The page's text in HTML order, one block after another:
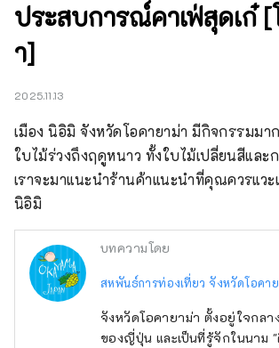
ประสบการณ์คาเฟ่สุดเก๋ [
า]
2025.11.13
เมือง นิอิมิ จังหวัดโอคายาม่า มีกิจกรรมมา
ใบไม้ร่วงถึงฤดูหนาว ทั้งใบไม้เปลี่ยนสีและ
เราจะมาแนะนำร้านค้าแนะนำที่คุณควรแวะ
นิอิมิ
บทความโดย
สหพันธ์การท่องเที่ยว จังหวัดโอคา
จังหวัดโอคายาม่า ตั้งอยู่ใจกลา
ของญี่ปุ่น และเป็นที่รู้จักในนาม